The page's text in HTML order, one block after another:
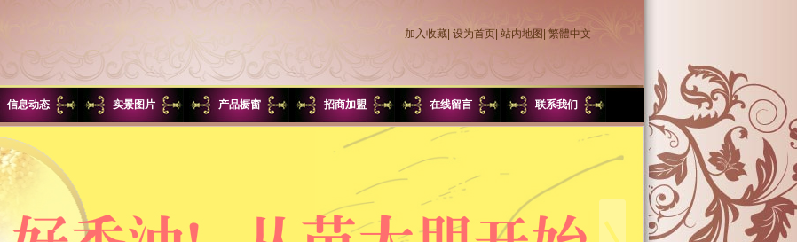
加入收藏 设为首页 站内地图 繁體中文
信息动态 实景图片 产品橱窗 招商加盟 在线留言 联系我们